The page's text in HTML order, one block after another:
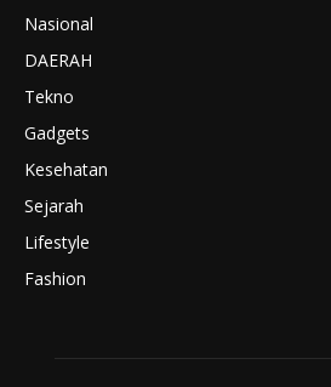
Nasional
DAERAH
Tekno
Gadgets
Kesehatan
Sejarah
Lifestyle
Fashion